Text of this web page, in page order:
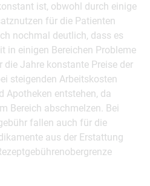
ist, obwohl durch einige
für die Patienten
nochmal deutlich, dass es
in einigen Bereichen Probleme
die Jahre konstante Preise der
steigenden Arbeitskosten
Apotheken entstehen, da
Bereich abschmelzen. Bei
fallen auch für die
aus der Erstattung